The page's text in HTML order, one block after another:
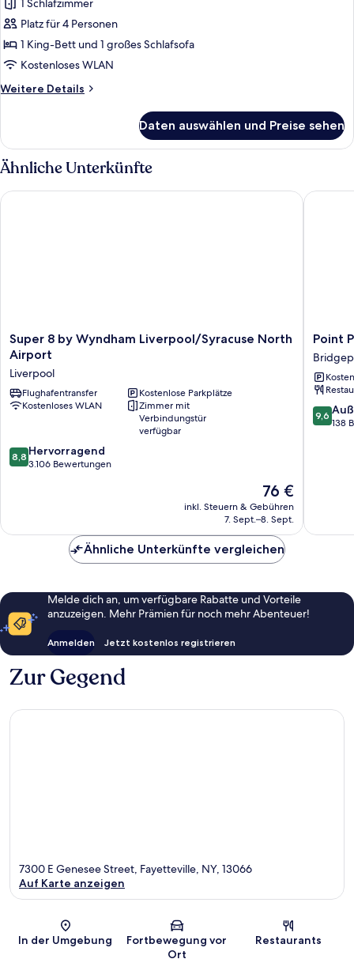
für
Executive-
Zimmer
anzeigen
1 Schlafzimmer
Platz für 4 Personen
1 King-Bett und 1 großes Schlafsofa
Kostenloses WLAN
Weitere Details
Weitere
Zimmer
Daten auswählen und Preise sehen
Ähnliche Unterkünfte
Super
8
Wyndham
Liverpool/Syracuse
North
Super 8 by Wyndham Liverpool/Syracuse North
Airport
Liverpool
Flughafentransfer
Kostenlose Parkplätze
Kostenloses WLAN
Zimmer mit
Verbindungstür
verfügbar
8.8
von
8,8 Hervorragend
3.106 Bewertungen
Der
Preis
beträgt
76 €
inkl. Steuern & Gebühren
7. Sept.–8. Sept.
Super 8 by Wyndham Liverpool/Syracuse North Airport
Point
Place
Casino
Hotel
Point
9.6
von
9,6
138
Point
Ähnliche Unterkünfte vergleichen
Melde dich an, um verfügbare Rabatte und Vorteile
anzuzeigen. Mehr Prämien für noch mehr Abenteuer!
Anmelden Jetzt kostenlos registrieren
Zur Gegend
Karte
7300 E Genesee Street, Fayetteville, NY, 13066
Auf Karte anzeigen
In der Umgebung
Fortbewegung vor
Ort
Restaurants